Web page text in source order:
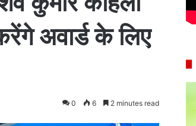
अवार्ड के लिए
0 6 2 minutes read